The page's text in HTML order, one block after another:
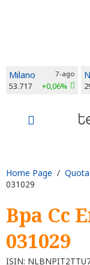
Milano 7-ago
53.717 +0,06%
Home Page /
031029
Bpa Cc
031029
ISIN: